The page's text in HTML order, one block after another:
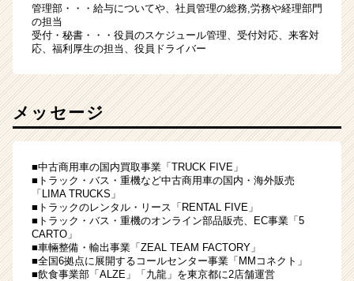
管理部・・・給与についてや、社員管理の総務,労務や経理部門
の担当
受付・秘書・・・役員のスケジュール管理、受付対応、来客対
応、福利厚生の担当、役員ドライバー
メッセージ
■中古商用車の国内買取事業「TRUCK FIVE」
■トラック・バス・重機など中古商用車の国内・海外販売
「LIMA TRUCKS」
■トラックのレンタル・リース「RENTAL FIVE」
■トラック・バス・重機のオンライン部品販売、EC事業「5
CARTO」
■車輛整備・輸出事業「ZEAL TEAM FACTORY」
■全国6拠点に展開するコールセンター事業「MMコネクト」
■飲食事業部「ALZE」「九龍」を東京都に2店舗運営